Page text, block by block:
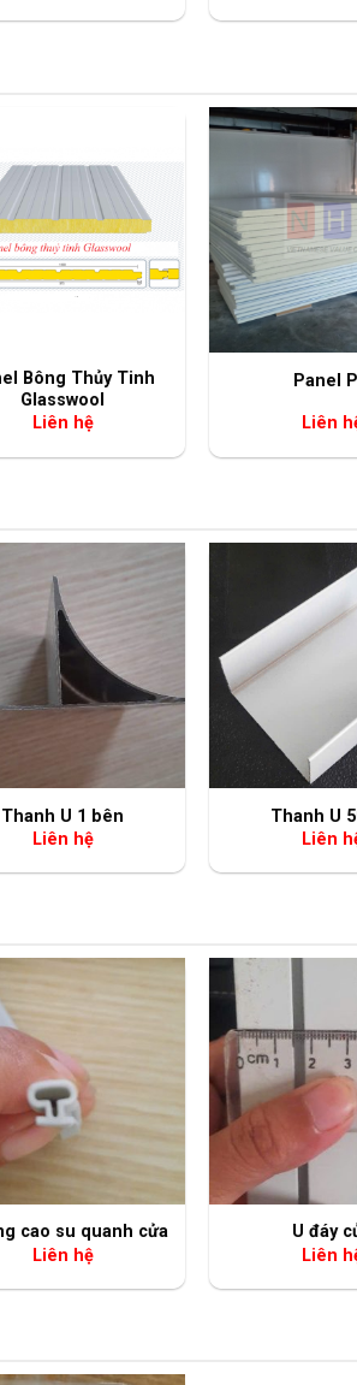
Bông Thủy Tinh
Glasswool
Liên hệ
Panel
Liên
Thanh U 1 bên
Liên hệ
+
Thanh U
Liên
cao su quanh cửa
Liên hệ
U đáy
Liên